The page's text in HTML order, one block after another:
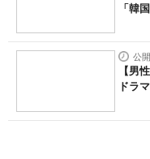
「韓
公
【男
ドラ